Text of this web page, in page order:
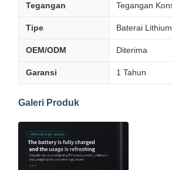
Tegangan Tegangan
Tipe Baterai
OEM/ODM Diterima
Garansi 1 Tahun
Galeri Produk